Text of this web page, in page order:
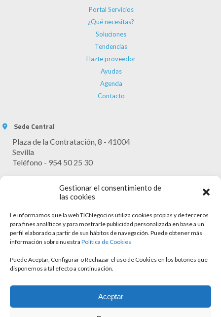
Gestionar el consentimiento de
las cookies
Le informamos que la web TICNegocios utiliza cookies propias y de terceros
para fines analíticos y para mostrarle publicidad personalizada en base a un
perfil elaborado a partir de sus hábitos de navegación. Puede obtener más
información sobre nuestra Política de Cookies
Puede Aceptar, Configurar o Rechazar el uso de Cookies en los botones que
disponemos a tal efecto a continuación.
Aceptar
Portal Servicios
¿Qué necesitas?
Soluciones
Tendencias
Hazte proveedor
Ayudas
Agenda
Contacto
Sede Central
Plaza de la Contratación, 8 - 41004
Sevilla
Teléfono - 954 50 25 30
Lunes - Viernes: 9:30 - 13:30
Aviso legal